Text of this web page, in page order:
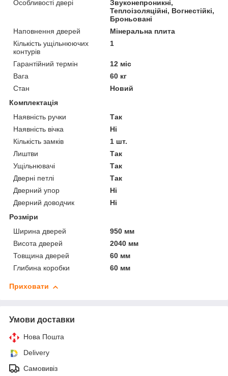
Особливості двері
Звуконепроникні,
Теплоізоляційні, Вогнестійкі,
Броньовані
Наповнення дверей
Мінеральна плита
Кількість ущільнюючих
контурів
1
Гарантійний термін
12 міс
Вага
60 кг
Стан
Новий
Комплектація
Наявність ручки
Так
Наявність вічка
Ні
Кількість замків
1 шт.
Лиштви
Так
Ущільнювачі
Так
Дверні петлі
Так
Дверний упор
Ні
Дверний доводчик
Ні
Розміри
Ширина дверей
950 мм
Висота дверей
2040 мм
Товщина дверей
60 мм
Глибина коробки
60 мм
Приховати
Умови доставки
Нова Пошта
Delivery
Самовивіз